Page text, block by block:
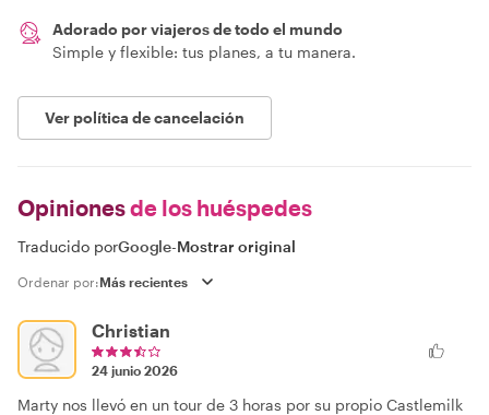
Adorado por viajeros de todo el mundo
Simple y flexible: tus planes, a tu manera.
Ver política de cancelación
Opinionesde los huéspedes
Traducido porGoogle-Mostrar original
Ordenar por:
Christian
24 junio 2026
Marty nos llevó en un tour de 3 horas por su propio Castlemilk